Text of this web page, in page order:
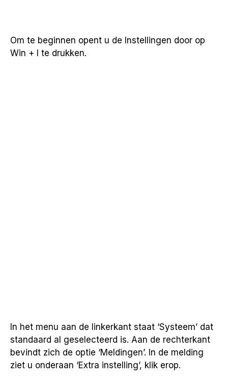
Om te beginnen opent u de Instellingen door op
Win + I te drukken.
In het menu aan de linkerkant staat ‘Systeem’ dat
standaard al geselecteerd is. Aan de rechterkant
bevindt zich de optie ‘Meldingen’. In de melding
ziet u onderaan ‘Extra instelling’, klik erop.